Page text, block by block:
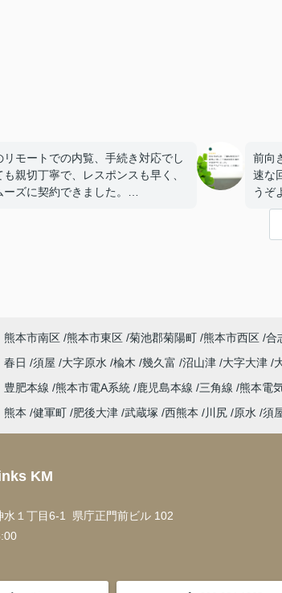
リモートでの内覧、手続き対応でし
親切丁寧で、レスポンスも早く、
ズに契約できました。
前向
速な
うぞ
熊本市南区 熊本市東区 菊池郡菊陽町 熊本市西区 合
春日 須屋 大字原水 楡木 幾久富 沼山津 大字大津
豊肥本線 熊本市電A系統 鹿児島本線 三角線 熊本電
熊本 健軍町 肥後大津 武蔵塚 西熊本 川尻 原水 須
KM
水１丁目6-1 県庁正門前ビル 102